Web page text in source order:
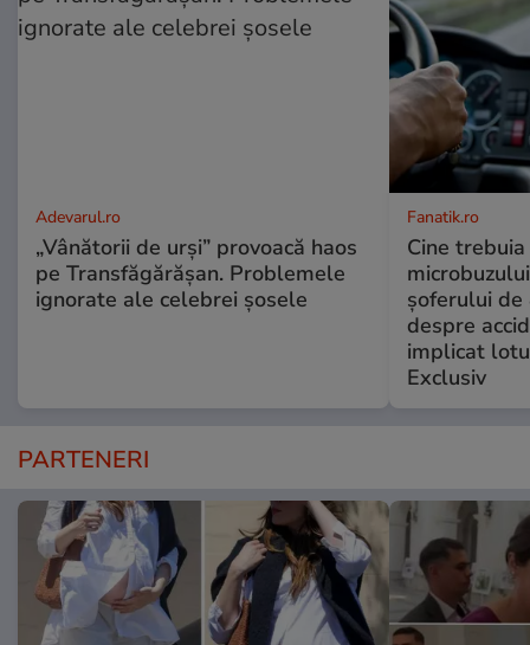
Adevarul.ro
„Vânătorii de urși” provoacă haos
pe Transfăgărășan. Problemele
ignorate ale celebrei șosele
Fanatik.ro
Cine
șoferului de
despre
implicat
Exclusiv
PARTENERI